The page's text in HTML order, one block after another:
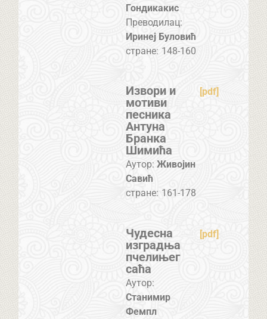
Гондикакис
Преводилац:
Иринеј Буловић
стране: 148-160
Извори и
мотиви
песника
Антуна
Бранка
Шимића
[pdf]
Аутор: Живојин
Савић
стране: 161-178
Чудесна
изградња
пчелињег
саћа
[pdf]
Аутор:
Станимир
Фемпл